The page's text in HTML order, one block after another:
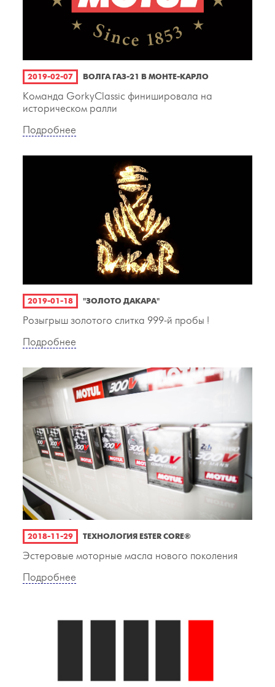
2019-02-07 ВОЛГА ГАЗ-21 В МОНТЕ-КАРЛО
Команда GorkyClassic финишировала на
историческом ралли
Подробнее
2019-01-18 "ЗОЛОТО ДАКАРА"
Розыгрыш золотого слитка 999-й пробы !
Подробнее
2018-11-29 ТЕХНОЛОГИЯ ESTER CORE®
Эстеровые моторные масла нового поколения
Подробнее